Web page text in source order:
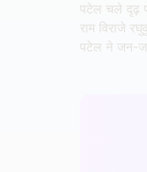
पटेल चले दृढ़
राम विराजे
पटेल ने जन-